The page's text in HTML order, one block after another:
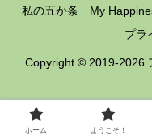
私の五か条 My
プラ
Copyright © 2019-2026
ホーム ようこそ！